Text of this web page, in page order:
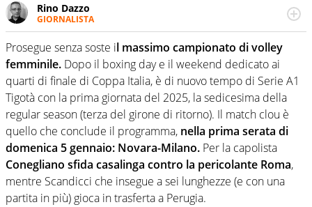
Rino Dazzo
GIORNALISTA
Se mai ci fosse modo di traslare il glossario del calcio in
una nicchia di esperti, lui ne farebbe parte. Non si perde
una svista arbitrale né gli umori social del mondo delle
curve
Prosegue senza soste il massimo campionato di volley
femminile. Dopo il boxing day e il weekend dedicato ai
quarti di finale di Coppa Italia, è di nuovo tempo di Serie A1
Tigotà con la prima giornata del 2025, la sedicesima della
regular season (terza del girone di ritorno). Il match clou è
quello che conclude il programma, nella prima serata di
domenica 5 gennaio: Novara-Milano. Per la capolista
Conegliano sfida casalinga contro la pericolante Roma,
mentre Scandicci che insegue a sei lunghezze (e con una
partita in più) gioca in trasferta a Perugia.